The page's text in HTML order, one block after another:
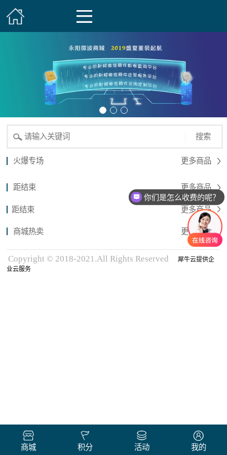
搜索
火爆专场 更多商品
距结束 更多商品
距结束 更多商品
商城热卖 更多商品
Copyright © 2018-2021.All Rights Reserved
犀牛云提供企
业云服务
商城 积分 活动 我的
你们是怎么收费的呢？